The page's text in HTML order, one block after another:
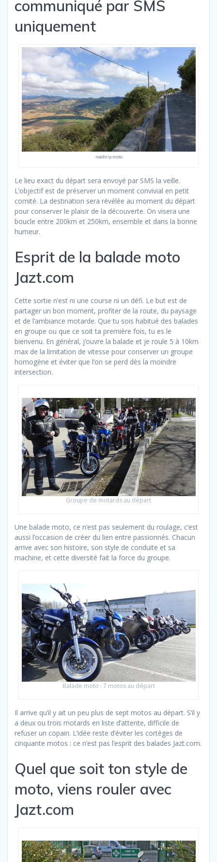
communiqué par SMS
uniquement
roadtrip moto
Le lieu exact du départ sera envoyé par SMS la veille.
L’objectif est de préserver un moment convivial en petit
comité. La destination sera révélée au moment du départ
pour conserver le plaisir de la découverte. On visera une
boucle entre 200km et 250km, ensemble et dans la bonne
humeur.
Esprit de la balade moto
Jazt.com
Cette sortie n’est ni une course ni un défi. Le but est de
partager un bon moment, profiter de la route, du paysage
et de l’ambiance motarde. Que tu sois habitué des balades
en groupe ou que ce soit ta première fois, tu es le
bienvenu. En général, j’ouvre la balade et je roule 5 à 10km
max de la limitation de vitesse pour conserver un groupe
homogène et éviter que l’on se perd dès la moindre
intersection.
Groupe de motards au départ
Une balade moto, ce n’est pas seulement du roulage, c’est
aussi l’occasion de créer du lien entre passionnés. Chacun
arrive avec son histoire, son style de conduite et sa
machine, et cette diversité fait la force du groupe.
Balade moto : 7 motos au départ
Il arrive qu’il y ait un peu plus de sept motos au départ. S’il y
a deux ou trois motards en liste d’attente, difficile de
refuser un copain. L’idée reste d’éviter les cortèges de
cinquante motos : ce n’est pas l’esprit des balades Jazt.com.
Quel que soit ton style de
moto, viens rouler avec
Jazt.com